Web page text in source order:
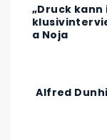
„Druck kann
a Noja
Alfred